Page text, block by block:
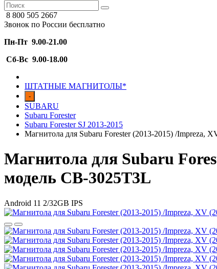
8 800 505 2667
Звонок по России бесплатно
Пн-Пт 9.00-21.00
Сб-Вс 9.00-18.00
ШТАТНЫЕ МАГНИТОЛЫ*
-
SUBARU
Subaru Forester
Subaru Forester SJ 2013-2015
Магнитола для Subaru Forester (2013-2015) /Impreza,
Магнитола для Subaru
модель CB-3025T3L
Android 11 2/32GB IPS